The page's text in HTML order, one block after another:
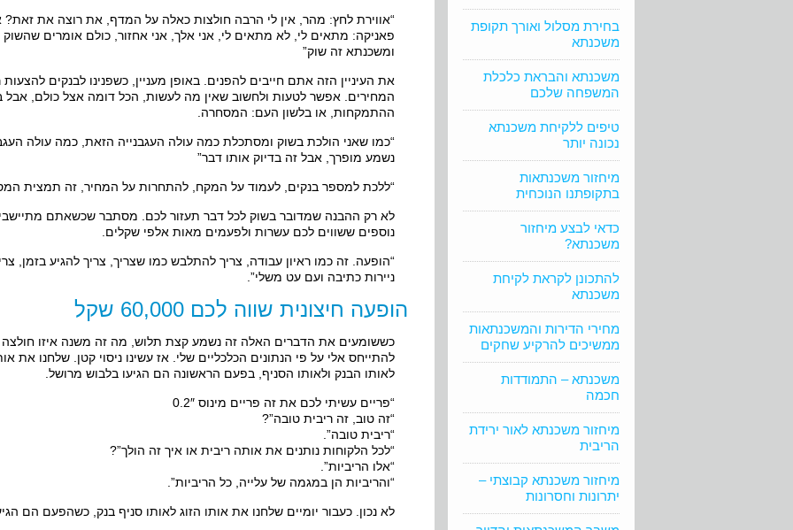
בחירת מסלול ואורך תקופת
משכנתא
משכנתא והבראת כלכלת
המשפחה שלכם
טיפים ללקיחת משכנתא
נכונה יותר
מיחזור משכנתאות
בתקופתנו הנוכחית
כדאי לבצע מיחזור
משכנתא?
להתכונן לקראת לקיחת
משכנתא
מחירי הדירות והמשכנתאות
ממשיכים להרקיע שחקים
משכנתא – התמודדות
חכמה
מיחזור משכנתא לאור ירידת
הריבית
מיחזור משכנתא קבוצתי –
יתרונות וחסרונות
“אווירת לחץ: מהר, אין לי הרבה חולצות כאלה על המדף, את רוצה את זאת?
פאניקה: מתאים לי, לא מתאים לי, אני אלך, אני אחזור, כולם אומרים
ומשכנתא זה שוק”
את העיניין הזה אתם חייבים להפנים. באופן מעניין, כשפנינו לבנקים
המחירים. אפשר לטעות ולחשוב שאין מה לעשות, הכל דומה אצל כולם, אבל
ההתמקחות, או בלשון העם: המסחרה.
“כמו שאני הולכת בשוק ומסתכלת כמה עולה העגבנייה הזאת, כמה עולה
נשמע מופרך, אבל זה בדיוק אותו דבר”
“ללכת למספר בנקים, לעמוד על המקח, להתחרות על המחיר, זה תמצית
לא רק ההבנה שמדובר בשוק לכל דבר תעזור לכם. מסתבר שכשאתם
נוספים ששווים לכם עשרות ולפעמים מאות אלפי שקלים.
“הופעה. זה כמו ראיון עבודה, צריך להתלבש כמו שצריך, צריך להגיע בזמן,
ניירות כתיבה ועם עט משלי”.
הופעה חיצונית שווה לכם 60,000 שקל
כששומעים את הדברים האלה זה נשמע קצת תלוש, מה זה משנה איזו חולצה
להתייחס אלי על פי הנתונים הכלכליים שלי. אז עשינו ניסוי קטן. שלחנו
לאותו הבנק ולאותו הסניף, בפעם הראשונה הם הגיעו בלבוש מרושל.
“פריים עשיתי לכם את זה פריים מינוס 0.2″
“זה טוב, זה ריבית טובה”?
“ריבית טובה”.
“לכל הלקוחות נותנים את אותה ריבית או איך זה הולך”?
“אלו הריביות”.
“והריביות הן במגמה של עלייה, כל הריביות”.
לא נכון. כעבור יומיים שלחנו את אותו הזוג לאותו סניף בנק, כשהפעם הם